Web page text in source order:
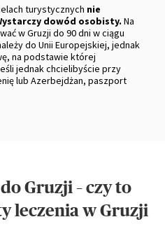
turystycznych nie
dowód osobisty. Na
w Gruzji do 90 dni w ciągu
do Unii Europejskiej, jednak
na podstawie której
jednak chcielibyście przy
lub Azerbejdżan, paszport
Gruzji – czy to
leczenia w Gruzji